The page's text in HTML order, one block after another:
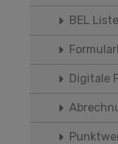
BEL Liste
Digitale